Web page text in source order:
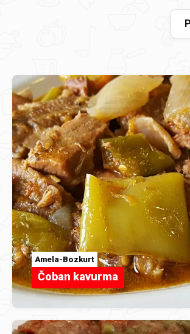
Amela-Bozkurt
Čoban kavurma